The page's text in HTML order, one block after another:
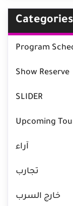
Categories
Program
Show Reserve
SLIDER
Upcoming
آراء
تجارب
خارج السرب